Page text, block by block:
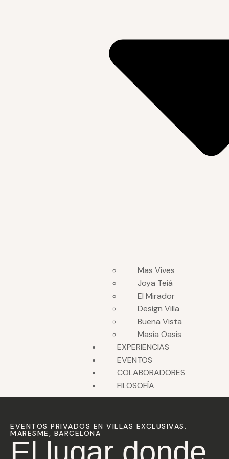
Mas Vives
Joya Teiá
El Mirador
Design Villa
Buena Vista
Masía Oasis
EXPERIENCIAS
EVENTOS
COLABORADORES
FILOSOFÍA
EVENTOS PRIVADOS EN VILLAS EXCLUSIVAS.
MARESME, BARCELONA